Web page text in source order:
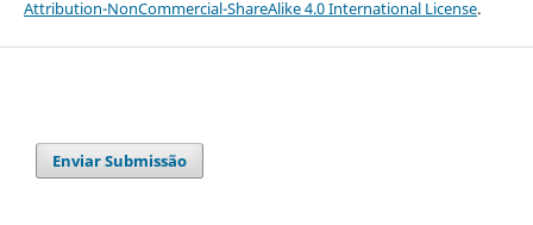
Attribution-NonCommercial-ShareAlike 4.0 International License.
Enviar Submissão